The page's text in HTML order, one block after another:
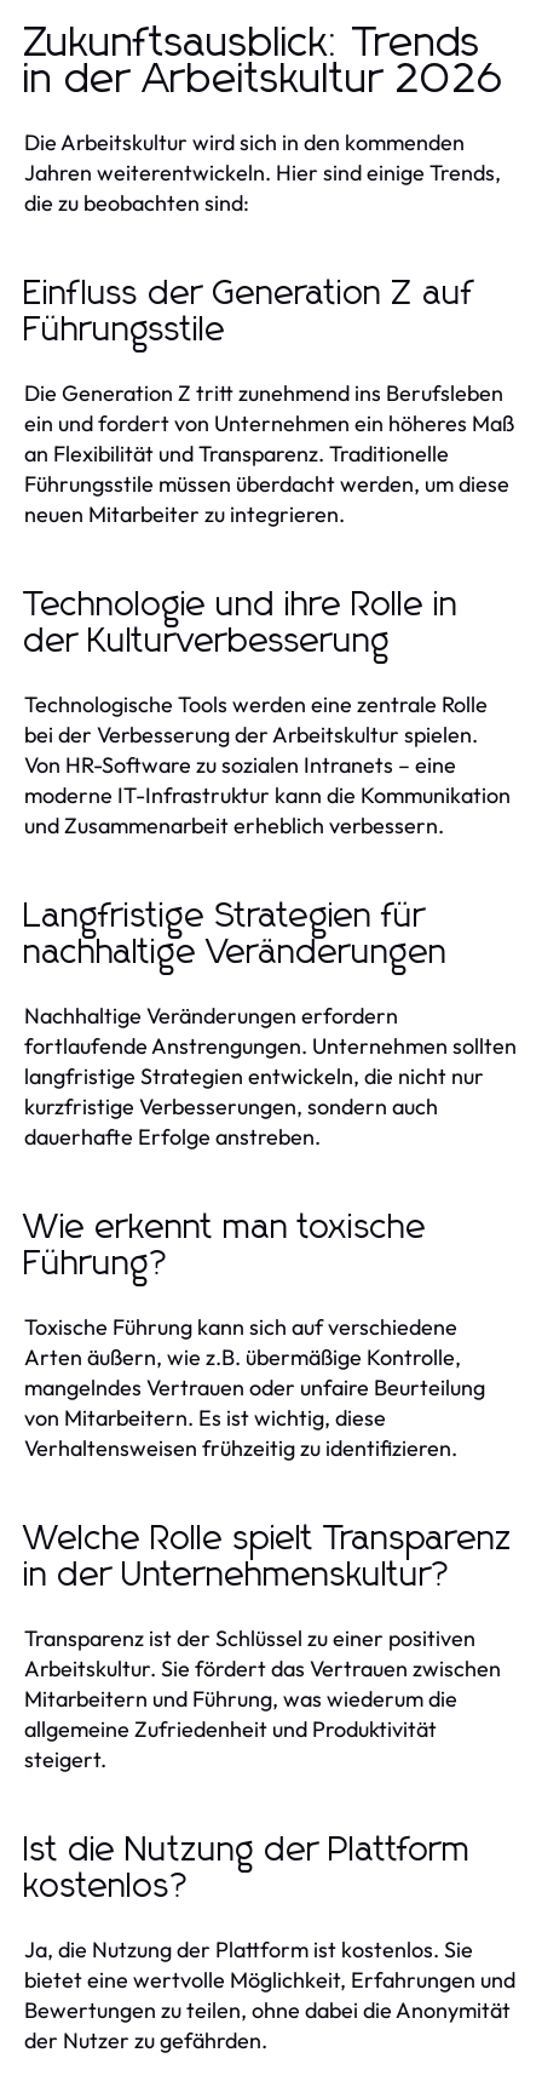
Zukunftsausblick: Trends
in der Arbeitskultur 2026
Die Arbeitskultur wird sich in den kommenden
Jahren weiterentwickeln. Hier sind einige Trends,
die zu beobachten sind:
Einfluss der Generation Z auf
Führungsstile
Die Generation Z tritt zunehmend ins Berufsleben
ein und fordert von Unternehmen ein höheres Maß
an Flexibilität und Transparenz. Traditionelle
Führungsstile müssen überdacht werden, um diese
neuen Mitarbeiter zu integrieren.
Technologie und ihre Rolle in
der Kulturverbesserung
Technologische Tools werden eine zentrale Rolle
bei der Verbesserung der Arbeitskultur spielen.
Von HR-Software zu sozialen Intranets – eine
moderne IT-Infrastruktur kann die Kommunikation
und Zusammenarbeit erheblich verbessern.
Langfristige Strategien für
nachhaltige Veränderungen
Nachhaltige Veränderungen erfordern
fortlaufende Anstrengungen. Unternehmen sollten
langfristige Strategien entwickeln, die nicht nur
kurzfristige Verbesserungen, sondern auch
dauerhafte Erfolge anstreben.
Wie erkennt man toxische
Führung?
Toxische Führung kann sich auf verschiedene
Arten äußern, wie z.B. übermäßige Kontrolle,
mangelndes Vertrauen oder unfaire Beurteilung
von Mitarbeitern. Es ist wichtig, diese
Verhaltensweisen frühzeitig zu identifizieren.
Welche Rolle spielt Transparenz
in der Unternehmenskultur?
Transparenz ist der Schlüssel zu einer positiven
Arbeitskultur. Sie fördert das Vertrauen zwischen
Mitarbeitern und Führung, was wiederum die
allgemeine Zufriedenheit und Produktivität
steigert.
Ist die Nutzung der Plattform
kostenlos?
Ja, die Nutzung der Plattform ist kostenlos. Sie
bietet eine wertvolle Möglichkeit, Erfahrungen und
Bewertungen zu teilen, ohne dabei die Anonymität
der Nutzer zu gefährden.